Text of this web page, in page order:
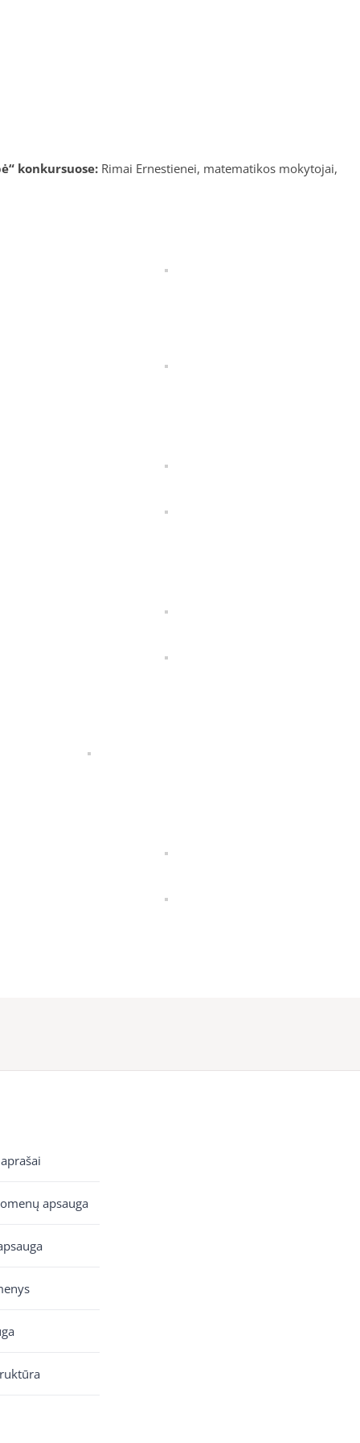
konkursuose: Rimai Ernestienei, matematikos mokytojai,
apsauga